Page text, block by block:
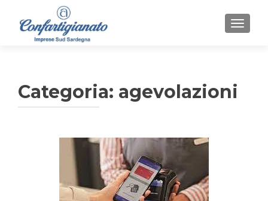
Categoria: agevolazioni
Navigazione
articoli